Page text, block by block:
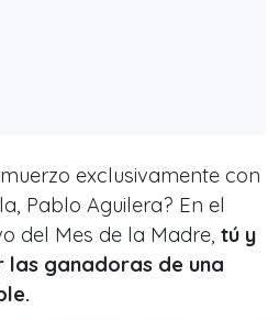
exclusivamente con
Pablo Aguilera? En el
del Mes de la Madre, tú y
las ganadoras de una